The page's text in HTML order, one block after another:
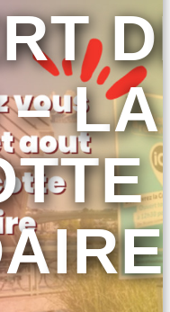
– LA